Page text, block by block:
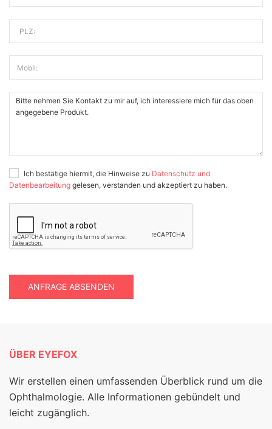
PLZ:
Mobil:
Ich bestätige hiermit, die Hinweise zu Datenschutz und
Datenbearbeitung gelesen, verstanden und akzeptiert zu haben.
ANFRAGE ABSENDEN
ÜBER EYEFOX
Wir erstellen einen umfassenden Überblick rund um die
Ophthalmologie. Alle Informationen gebündelt und
leicht zugänglich.